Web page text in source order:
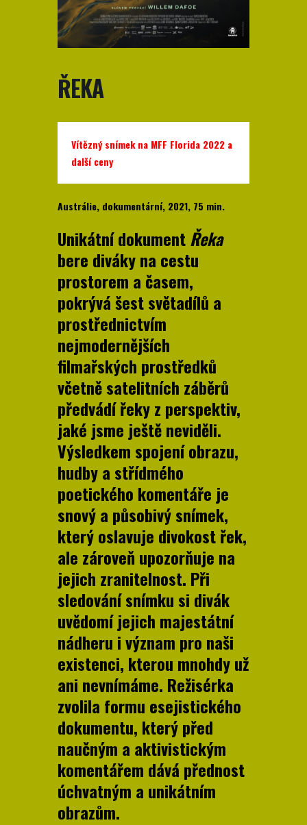
ŘEKA
Vítězný snímek na MFF Florida 2022 a
další ceny
Austrálie, dokumentární, 2021, 75 min.
Unikátní dokumentŘeka
bere diváky na cestu
prostorem a časem,
pokrývá šest světadílů a
prostřednictvím
nejmodernějších
filmařských prostředků
včetně satelitních záběrů
předvádí řeky z perspektiv,
jaké jsme ještě neviděli.
Výsledkem spojení obrazu,
hudby a střídmého
poetického komentáře je
snový a působivý snímek,
který oslavuje divokost řek,
ale zároveň upozorňuje na
jejich zranitelnost. Při
sledování snímku si divák
uvědomí jejich majestátní
nádheru i význam pro naši
existenci, kterou mnohdy už
ani nevnímáme. Režisérka
zvolila formu esejistického
dokumentu, který před
naučným a aktivistickým
komentářem dává přednost
úchvatným a unikátním
obrazům.